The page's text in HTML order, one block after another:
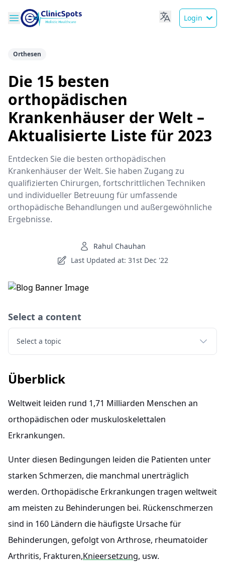
Login
Orthesen
Die 15 besten
orthopädischen
Krankenhäuser der Welt –
Aktualisierte Liste für 2023
Entdecken Sie die besten orthopädischen
Krankenhäuser der Welt. Sie haben Zugang zu
qualifizierten Chirurgen, fortschrittlichen Techniken
und individueller Betreuung für umfassende
orthopädische Behandlungen und außergewöhnliche
Ergebnisse.
Rahul Chauhan
Last Updated at: 31st Dec '22
Select a content
Select a topic
Überblick
Weltweit leiden rund 1,71 Milliarden Menschen an
orthopädischen oder muskuloskelettalen
Erkrankungen.
Unter diesen Bedingungen leiden die Patienten unter
starken Schmerzen, die manchmal unerträglich
werden. Orthopädische Erkrankungen tragen weltweit
am meisten zu Behinderungen bei. Rückenschmerzen
sind in 160 Ländern die häufigste Ursache für
Behinderungen, gefolgt von Arthrose, rheumatoider
Arthritis, Frakturen,Knieersetzung, usw.